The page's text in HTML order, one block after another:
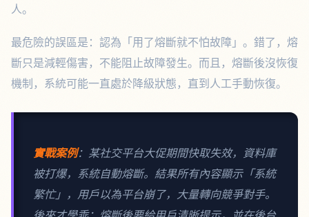
人。
最危險的誤區是：認為「用了熔斷就不怕故障」。錯了，熔
斷只是減輕傷害，不能阻止故障發生。而且，熔斷後沒恢復
機制，系統可能一直處於降級狀態，直到人工手動恢復。
實戰案例：某社交平台大促期間快取失效，資料庫
被打爆，系統自動熔斷。結果所有內容顯示「系統
繁忙」，用戶以為平台崩了，大量轉向競爭對手。